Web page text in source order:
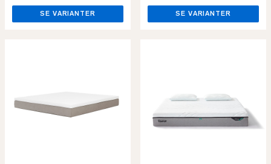
SE VARIANTER SE VARIANTER